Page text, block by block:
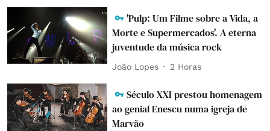
'Pulp: Um Filme sobre a Vida, a
Morte e Supermercados'. A eterna
juventude da música rock
João Lopes 2 Horas
Século XXI prestou homenagem
ao genial Enescu numa igreja de
Marvão